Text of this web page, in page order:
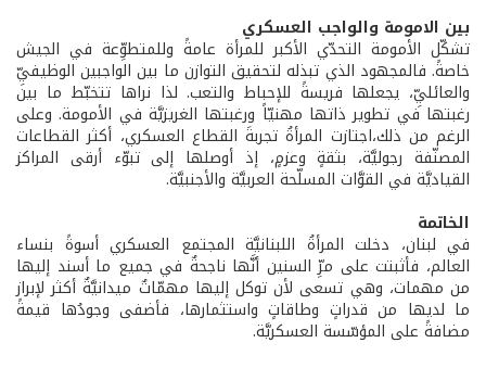
بين الامومة والواجب العسكري
تشكّل الأمومة التحدّي الأكبر للمرأة عامةً وللمتطوِّعة في الجيش
خاصةً. فالمجهود الذي تبذله لتحقيق التوازن ما بين الواجبين الوظيفيِّ
والعائليِّ، يجعلها فريسةً للإحباط والتعب. لذا نراها تتخبّط ما بين
رغبتها في تطوير ذاتها مهنيّاً ورغبتها الغريزيَّة في الأمومة. وعلى
الرغم من ذلك،اجتازت المرأةُ تجربةَ القطاع العسكري، أكثر القطاعات
المصنّفة رجوليَّة، بثقةٍ وعزمٍ، إذ أوصلها إلى تبوّء أرقى المراكز
القياديَّة في القوَّات المسلّحة العربيَّة والأجنبيَّة.
الخاتمة
في لبنان، دخلت المرأةُ اللبنانيَّة المجتمع العسكري أسوةً بنساء
العالم، فأثبتت على مرِّ السنين أنَّها ناجحةٌ في جميع ما أسند إليها
من مهمات، وهي تسعى لأن توكل إليها مهمّاتٌ ميدانيَّةٌ أكثر لإبراز
ما لديها من قدراتٍ وطاقاتٍ واستثمارها، فأضفى وجودُها قيمةً
مضافةً على المؤسّسة العسكريَّة.